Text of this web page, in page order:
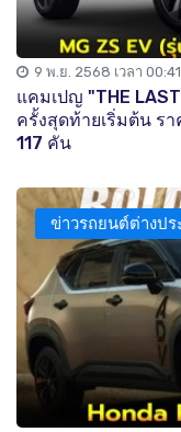
9 พ.ย. 2568 เวลา
แคมเปญ "THE
ครั้งสุดท้ายเริ่มต้น ร
117 คัน
ข่าวรถยนต์ต่างปร